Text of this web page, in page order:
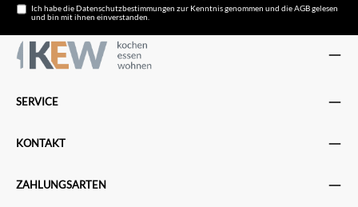
Ich habe dieDatenschutzbestimmungen zur Kenntnis genommen und dieAGBgelesen
und bin mit ihnen einverstanden.
SERVICE
KONTAKT
ZAHLUNGSARTEN